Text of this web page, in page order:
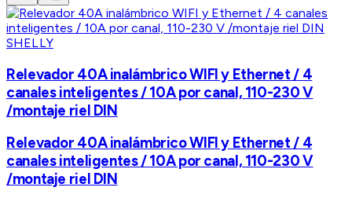
SHELLY
Relevador 40A inalámbrico WIFI y Ethernet / 4
canales inteligentes / 10A por canal, 110-230 V
/montaje riel DIN
Relevador 40A inalámbrico WIFI y Ethernet / 4
canales inteligentes / 10A por canal, 110-230 V
/montaje riel DIN